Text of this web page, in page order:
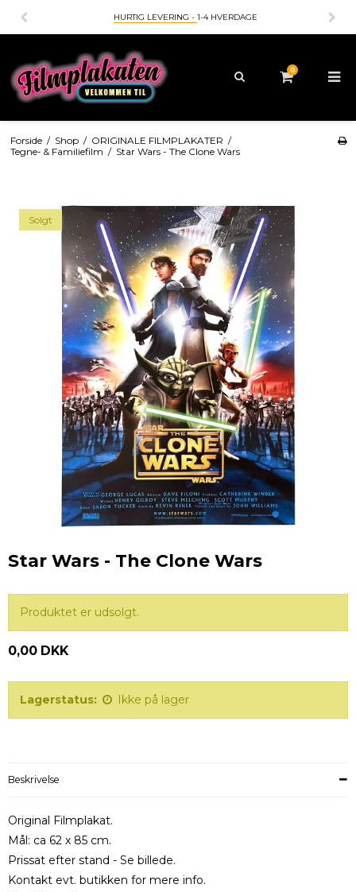
HURTIG LEVERING - 1-4 HVERDAGE
0
Forside / Shop / ORIGINALE FILMPLAKATER /
Tegne- & Familiefilm / Star Wars - The Clone Wars
Solgt
Star Wars - The Clone Wars
Produktet er udsolgt.
0,00 DKK
Lagerstatus: Ikke på lager
Beskrivelse
Original Filmplakat.
Mål: ca 62 x 85 cm.
Prissat efter stand - Se billede.
Kontakt evt. butikken for mere info.